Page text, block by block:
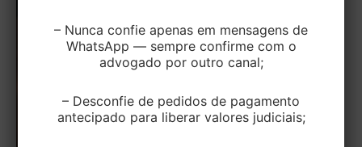
– Nunca confie apenas em mensagens de
WhatsApp — sempre confirme com o
advogado por outro canal;
– Desconfie de pedidos de pagamento
antecipado para liberar valores judiciais;